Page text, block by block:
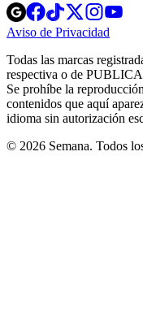
Opens
in
new
Opens
in
new
Opens
in
new
window
Opens
new
window
Aviso de Privacidad
new
Todas las marcas
respectiva o de
Se prohíbe la
contenidos que aquí
idioma sin autorización
© 2026 Semana. Todos